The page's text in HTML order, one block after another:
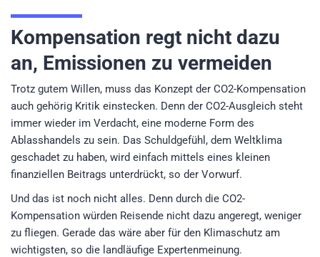
Kompensation regt nicht dazu
an, Emissionen zu vermeiden
Trotz gutem Willen, muss das Konzept der CO2-Kompensation
auch gehörig Kritik einstecken. Denn der CO2-Ausgleich steht
immer wieder im Verdacht, eine moderne Form des
Ablasshandels zu sein. Das Schuldgefühl, dem Weltklima
geschadet zu haben, wird einfach mittels eines kleinen
finanziellen Beitrags unterdrückt, so der Vorwurf.
Und das ist noch nicht alles. Denn durch die CO2-
Kompensation würden Reisende nicht dazu angeregt, weniger
zu fliegen. Gerade das wäre aber für den Klimaschutz am
wichtigsten, so die landläufige Expertenmeinung.